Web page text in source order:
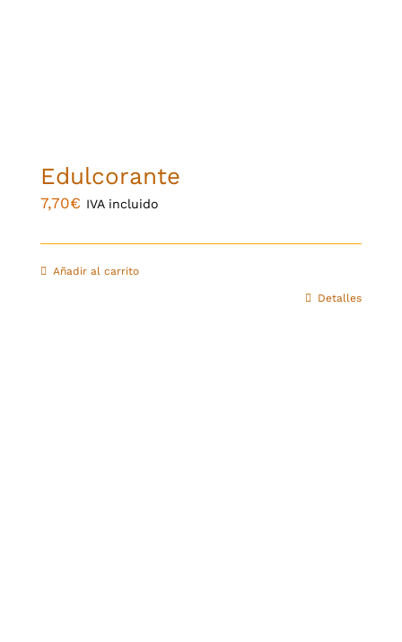
Edulcorante
7,70€ IVA incluido
Añadir al carrito
Detalles